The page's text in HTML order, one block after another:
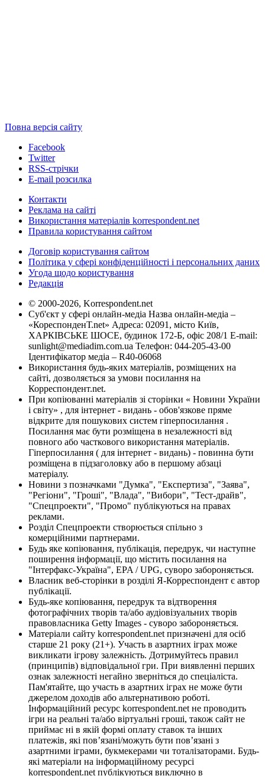
Повна версія сайту
Facebook
Twitter
RSS-стрічки
E-mail розсилка
Контакти
Реклама на сайті
Використання матеріалів korrespondent.net
Правила користування сайтом
Договір користування сайтом
Політика у сфері конфіденційності і персональних даних
Угода щодо користування
Редакція
© 2000-2026, Korrespondent.net
Суб'єкт у сфері онлайн-медіа Назва онлайн-медіа –
«КореспонденТ.net» Адреса: 02091, місто Київ,
ХАРКІВСЬКЕ ШОСЕ, будинок 172-Б, офіс 208/1 E-mail:
sunlight@mediadim.com.ua Телефон: 044-205-43-00
Ідентифікатор медіа – R40-06068
Використання будь-яких матеріалів, розміщених на
сайті, дозволяється за умови посилання на
Корреспондент.net.
При копіюванні матеріалів зі сторінки « Новини України
і світу» , для інтернет - видань - обов'язкове пряме
відкрите для пошукових систем гіперпосилання .
Посилання має бути розміщена в незалежності від
повного або часткового використання матеріалів.
Гіперпосилання ( для інтернет - видань) - повинна бути
розміщена в підзаголовку або в першому абзаці
матеріалу.
Новини з позначками "Думка", "Експертиза", "Заява",
"Регіони", "Гроші", "Влада", "Вибори", "Тест-драйв",
"Спецпроекти", "Промо" публікуються на правах
реклами.
Розділ Спецпроекти створюється спільно з
комерційними партнерами.
Будь яке копіювання, публікація, передрук, чи наступне
поширення інформації, що містить посилання на
"Інтерфакс-Україна", EPA / UPG, суворо забороняється.
Власник веб-сторінки в розділі Я-Корреспондент є автор
публікації.
Будь-яке копіювання, передрук та відтворення
фотографічних творів та/або аудіовізуальних творів
правовласника Getty Images - суворо забороняється.
Матеріали сайту korrespondent.net призначені для осіб
старше 21 року (21+). Участь в азартних іграх може
викликати ігрову залежність. Дотримуйтесь правил
(принципів) відповідальної гри. При виявленні перших
ознак залежності негайно зверніться до спеціаліста.
Пам'ятайте, що участь в азартних іграх не може бути
джерелом доходів або альтернативою роботі.
Інформаційний ресурс korrespondent.net не проводить
ігри на реальні та/або віртуальні гроші, також сайт не
приймає ні в якій формі оплату ставок та інших
платежів, які пов’язані/можуть бути пов’язані з
азартними іграми, букмекерами чи тоталізаторами. Будь-
які матеріали на інформаційному ресурсі
korrespondent.net публікуються виключно в